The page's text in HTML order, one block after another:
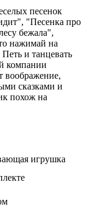
песенок
"Песенка про
бежала",
нажимай на
и танцевать
компании
воображение,
сказками и
похож на
игрушка